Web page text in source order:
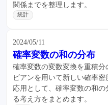
関係までを整理します。
統計
2024/05/11
確率変数の和の分布
確率変数の変数変換を重積
ビアンを用いて新しい確率密
応用として、確率変数の和
る考え方をまとめます。